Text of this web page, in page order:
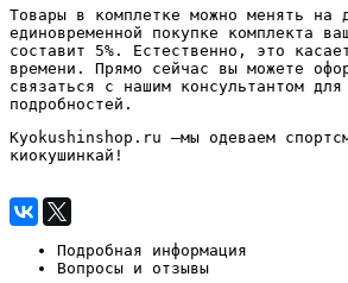
Товары в комплетке можно менять на
единовременной покупке комплекта
составит 5%. Естественно, это
времени. Прямо сейчас вы можете
связаться с нашим консультантом для
подробностей.
Kyokushinshop.ru –мы одеваем
киокушинкай!
Подробная информация
Вопросы и отзывы